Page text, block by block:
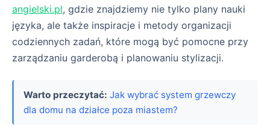
angielski.pl, gdzie znajdziemy nie tylko plany nauki
języka, ale także inspiracje i metody organizacji
codziennych zadań, które mogą być pomocne przy
zarządzaniu garderobą i planowaniu stylizacji.
Warto przeczytać: Jak wybrać system grzewczy
dla domu na działce poza miastem?